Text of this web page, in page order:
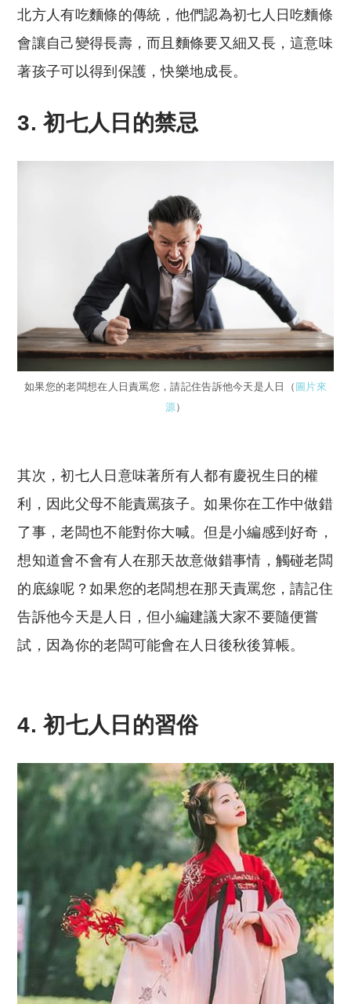
北方人有吃麵條的傳統，他們認為初七人日吃麵條
會讓自己變得長壽，而且麵條要又細又長，這意味
著孩子可以得到保護，快樂地成長。
3. 初七人日的禁忌
如果您的老闆想在人日責罵您，請記住告訴他今天是人日（ 圖片來
源）
其次，初七人日意味著所有人都有慶祝生日的權
利，因此父母不能責罵孩子。如果你在工作中做錯
了事，老闆也不能對你大喊。但是小編感到好奇，
想知道會不會有人在那天故意做錯事情，觸碰老闆
的底線呢？如果您的老闆想在那天責罵您，請記住
告訴他今天是人日，但小編建議大家不要隨便嘗
試，因為你的老闆可能會在人日後秋後算帳。
4. 初七人日的習俗